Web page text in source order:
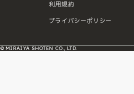
利用規約
プライバシーポリシー
© MIRAIYA SHOTEN CO., LTD.